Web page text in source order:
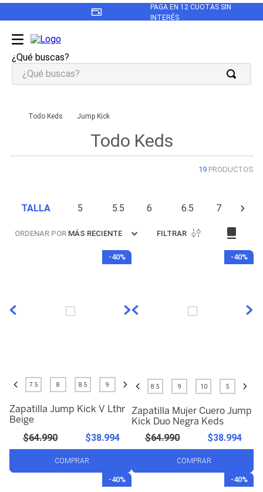
PAGA EN 12 CUOTAS SIN
INTERÉS
¿Qué buscas?
Todo Keds Jump Kick
Todo Keds
19 PRODUCTOS
TALLA 5 5.5 6 6.5 7
ORDENAR POR MÁS RECIENTE FILTRAR
-40%
7.5 8 8.5 9
Zapatilla Jump Kick V Lthr
Beige
$64.990 $38.994
COMPRAR
-40%
8.5 9 10 5
Zapatilla Mujer Cuero Jump
Kick Duo Negra Keds
$64.990 $38.994
COMPRAR
-40% -40%
.
zapatillas keds mujer
3.
triple up
7.
zapatillas mujer